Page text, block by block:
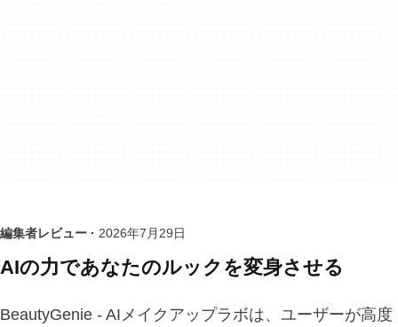
編集者レビュー · 2026年7月29日
AIの力であなたのルックを変身させる
BeautyGenie - AIメイクアップラボは、ユーザーが高度